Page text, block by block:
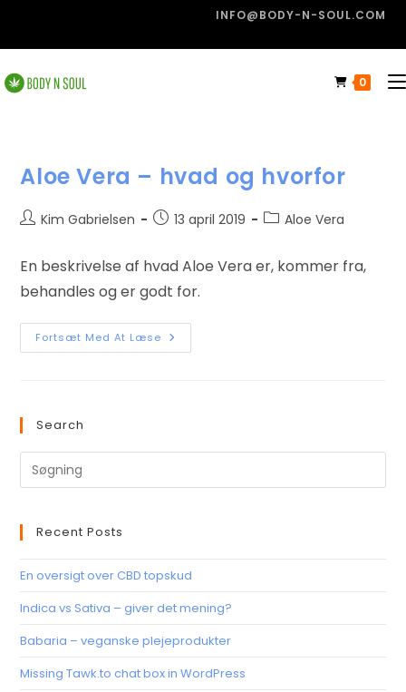
INFO@BODY-N-SOUL.COM
0
Aloe Vera – hvad og hvorfor
Kim Gabrielsen 13 april 2019 Aloe Vera
En beskrivelse af hvad Aloe Vera er, kommer fra,
behandles og er godt for.
Fortsæt Med At Læse
Search
Recent Posts
En oversigt over CBD topskud
Indica vs Sativa – giver det mening?
Babaria – veganske plejeprodukter
Missing Tawk.to chat box in WordPress